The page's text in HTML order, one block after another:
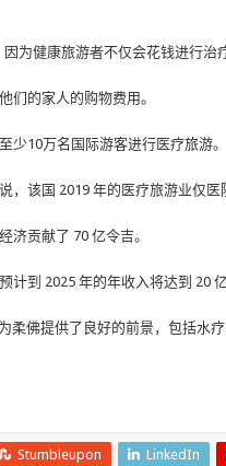
为健康旅游者不仅会花钱进行治
们的家人的购物费用。
少10万名国际游客进行医疗旅游。
该国 2019 年的医疗旅游业仅医
济贡献了 70 亿令吉。
到 2025 年的年收入将达到 20 亿
柔佛提供了良好的前景，包括水
Stumbleupon LinkedIn